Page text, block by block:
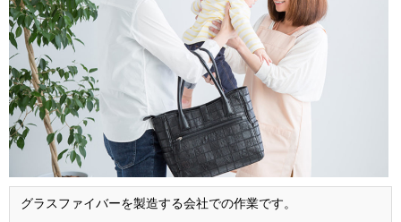
グラスファイバーを製造する会社での作業です。